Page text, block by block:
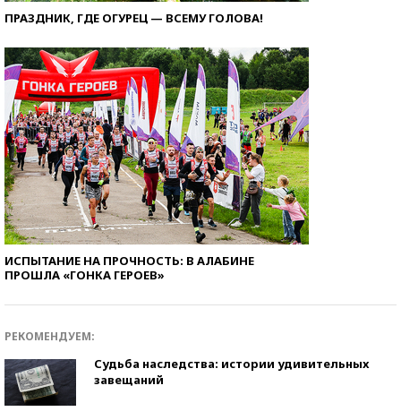
ПРАЗДНИК, ГДЕ ОГУРЕЦ — ВСЕМУ ГОЛОВА!
ИСПЫТАНИЕ НА ПРОЧНОСТЬ: В АЛАБИНЕ
ПРОШЛА «ГОНКА ГЕРОЕВ»
РЕКОМЕНДУЕМ:
Судьба наследства: истории удивительных
завещаний